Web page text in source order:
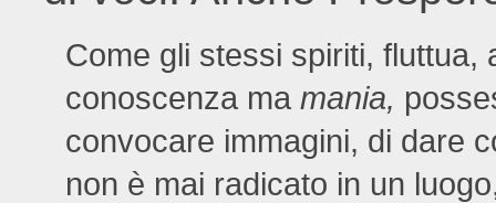
Come gli stessi spiriti, fluttua,
conoscenza mamania,
convocare immagini, di dare
non è mai radicato in un